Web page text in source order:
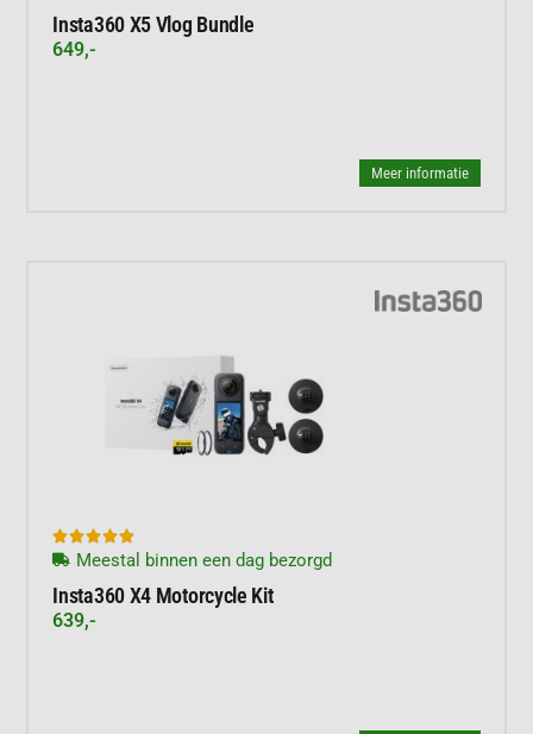
Insta360 X5 Vlog Bundle
649,-
Meer informatie

Meestal binnen een dag bezorgd
Insta360 X4 Motorcycle Kit
639,-